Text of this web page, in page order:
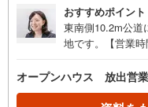
おすすめポイント
東南側10.2m公道
地です。【営業
絡ください！現地
する（無料）」
オープンハウス 放出営